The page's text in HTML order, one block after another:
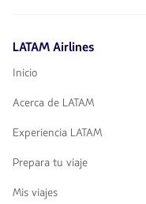
para
LATAM Airlines
Inicio
Acerca de LATAM
Experiencia LATAM
Prepara tu viaje
Mis viajes